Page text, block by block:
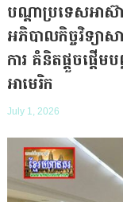
បណ្តាប្រទេសអា
អភិបាលកិច្ច​វិទ្យា
ការ គំនិត​ផ្តួចផ្តើ
អាមេរិក
July 1, 2026